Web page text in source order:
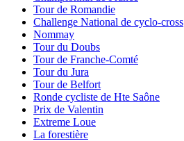
Tour de Romandie
Challenge National de cyclo-cross
Nommay
Tour du Doubs
Tour de Franche-Comté
Tour du Jura
Tour de Belfort
Ronde cycliste de Hte Saône
Prix de Valentin
Extreme Loue
La forestière